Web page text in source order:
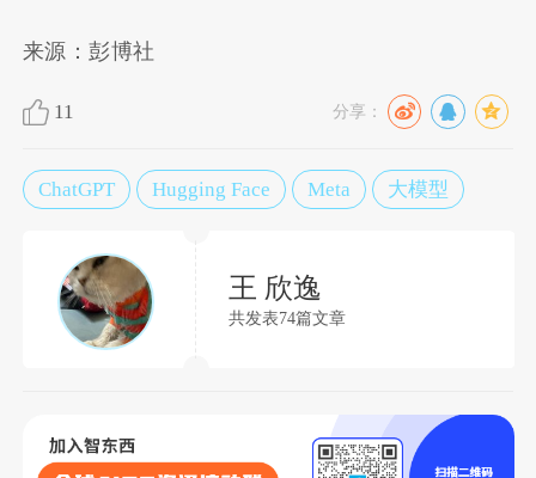
来源：彭博社
11 分享：
ChatGPT Hugging Face Meta 大模型
王 欣逸
共发表74篇文章